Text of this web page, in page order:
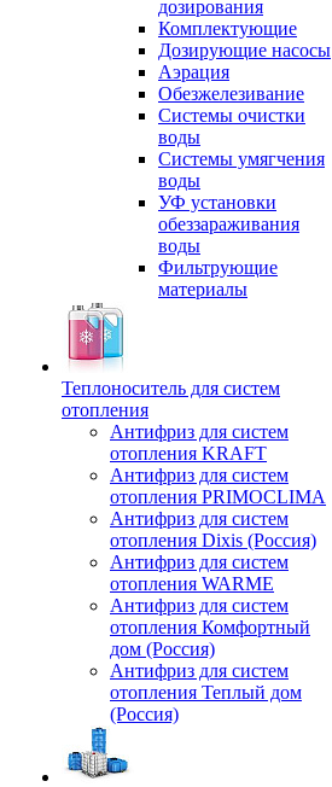
дозирования
Комплектующие
Дозирующие насосы
Аэрация
Обезжелезивание
Системы очистки
воды
Системы умягчения
воды
УФ установки
обеззараживания
воды
Фильтрующие
материалы
Теплоноситель для систем
отопления
Антифриз для систем
отопления KRAFT
Антифриз для систем
отопления PRIMOCLIMA
Антифриз для систем
отопления Dixis (Россия)
Антифриз для систем
отопления WARME
Антифриз для систем
отопления Комфортный
дом (Россия)
Антифриз для систем
отопления Теплый дом
(Россия)